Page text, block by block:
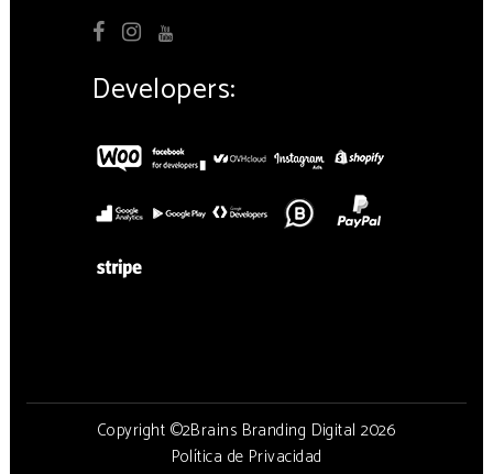
Developers:
Copyright ©2Brains Branding Digital 2026
Política de Privacidad